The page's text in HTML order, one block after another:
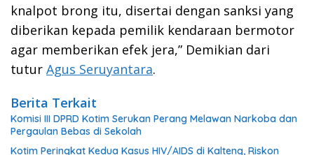
knalpot brong itu, disertai dengan sanksi yang
diberikan kepada pemilik kendaraan bermotor
agar memberikan efek jera,” Demikian dari
tutur Agus Seruyantara.
Berita Terkait
Komisi III DPRD Kotim Serukan Perang Melawan Narkoba dan
Pergaulan Bebas di Sekolah
Kotim Peringkat Kedua Kasus HIV/AIDS di Kalteng, Riskon